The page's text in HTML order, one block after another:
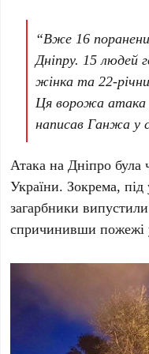
“Вже16
Дніпру.15людей
жінка та22-
Ця ворожа
написавГанжа у
Атака наДніпро була
України. Зокрема,
загарбники
спричинивши пожежі